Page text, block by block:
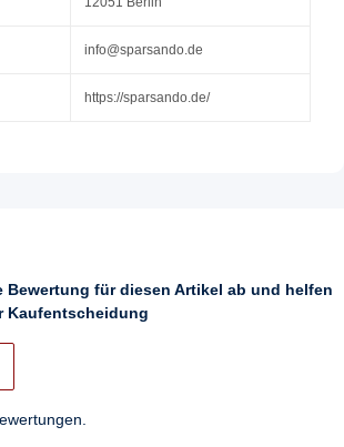
info@sparsando.de
https://sparsando.de/
Bewertung für diesen Artikel ab und helfen
Kaufentscheidung